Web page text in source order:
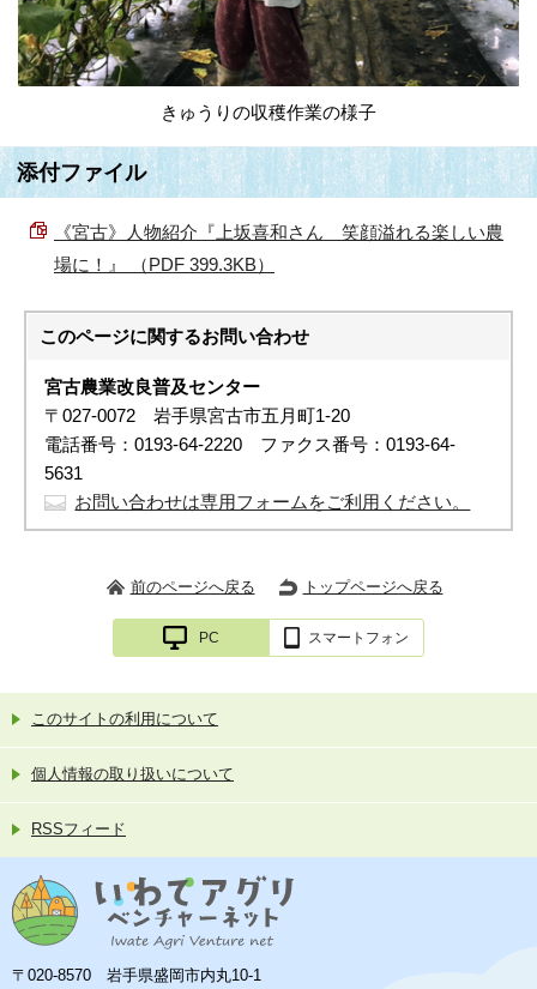
きゅうりの収穫作業の様子
添付ファイル
《宮古》人物紹介『上坂喜和さん 笑顔溢れる楽しい農
場に！』 （PDF 399.3KB）
このページに関するお問い合わせ
宮古農業改良普及センター
〒027-0072 岩手県宮古市五月町1-20
電話番号：0193-64-2220 ファクス番号：0193-64-
5631
お問い合わせは専用フォームをご利用ください。
前のページへ戻る トップページへ戻る
PC スマートフォン
このサイトの利用について
個人情報の取り扱いについて
RSSフィード
〒020-8570 岩手県盛岡市内丸10-1